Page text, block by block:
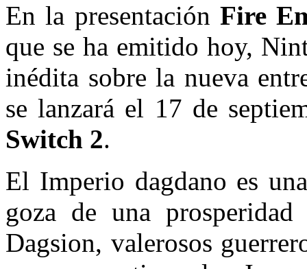
En la presentación Fire
que se ha emitido hoy,
inédita sobre la nueva
se lanzará el 17 de
Switch 2.
El Imperio dagdano es
goza de una
Dagsion, valerosos